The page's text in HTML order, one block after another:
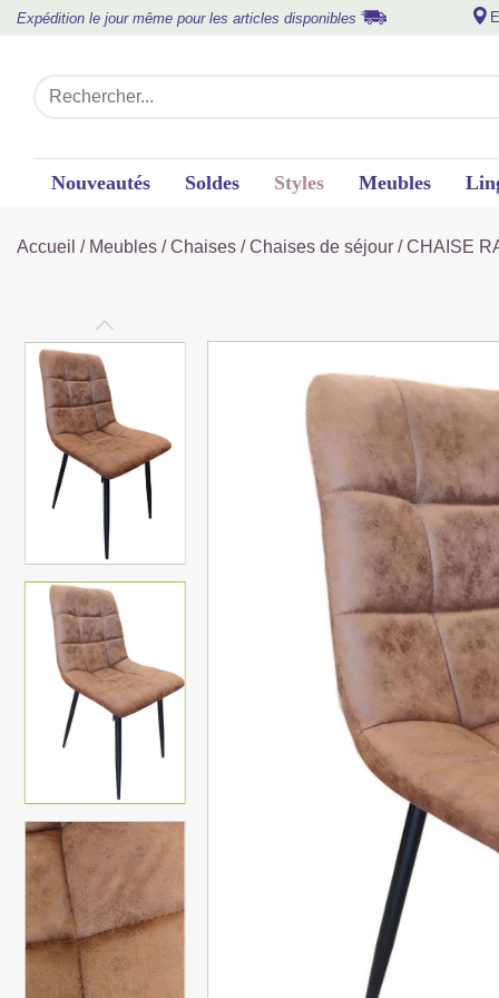
Expédition le jour même pour les articles disponibles
Nouveautés Soldes Styles Meubles
Accueil / Meubles /Chaises /Chaises de séjour / CHAISE